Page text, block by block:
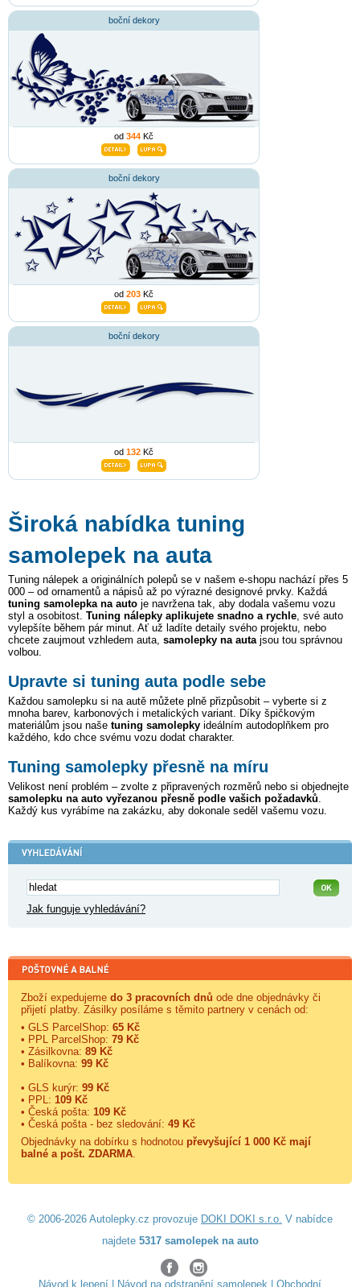
boční dekory
od 344 Kč
boční dekory
od 203 Kč
boční dekory
od 132 Kč
Široká nabídka tuning
samolepek na auta
Tuning nálepek a originálních polepů se v našem e-shopu nachází přes 5
000 – od ornamentů a nápisů až po výrazné designové prvky. Každá
tuning samolepka na auto je navržena tak, aby dodala vašemu vozu
styl a osobitost. Tuning nálepky aplikujete snadno a rychle , své auto
vylepšíte během pár minut. Ať už ladíte detaily svého projektu, nebo
chcete zaujmout vzhledem auta, samolepky na auta jsou tou správnou
volbou.
Upravte si tuning auta podle sebe
Každou samolepku si na autě můžete plně přizpůsobit – vyberte si z
mnoha barev, karbonových i metalických variant. Díky špičkovým
materiálům jsou naše tuning samolepky ideálním autodoplňkem pro
každého, kdo chce svému vozu dodat charakter.
Tuning samolepky přesně na míru
Velikost není problém – zvolte z připravených rozměrů nebo si objednejte
samolepku na auto vyřezanou přesně podle vašich požadavků
Každý kus vyrábíme na zakázku, aby dokonale seděl vašemu vozu.
Jak funguje vyhledávání?
Zboží expedujeme do 3 pracovních dnů ode dne objednávky či
přijetí platby. Zásilky posíláme s těmito partnery v cenách od:
• GLS ParcelShop: 65 Kč
• PPL ParcelShop: 79 Kč
• Zásilkovna: 89 Kč
• Balíkovna: 99 Kč
• GLS kurýr: 99 Kč
• PPL: 109 Kč
• Česká pošta: 109 Kč
• Česká pošta - bez sledování: 49 Kč
Objednávky na dobírku s hodnotou převyšující 1 000 Kč mají
balné a pošt. ZDARMA
© 2006-2026 Autolepky.cz provozuje DOKI DOKI s.r.o. V nabídce
najdete 5317 samolepek na auto
Návod k lepení Návod na odstranění samolepek Obchodní